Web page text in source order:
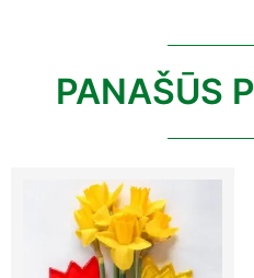
PANAŠŪS